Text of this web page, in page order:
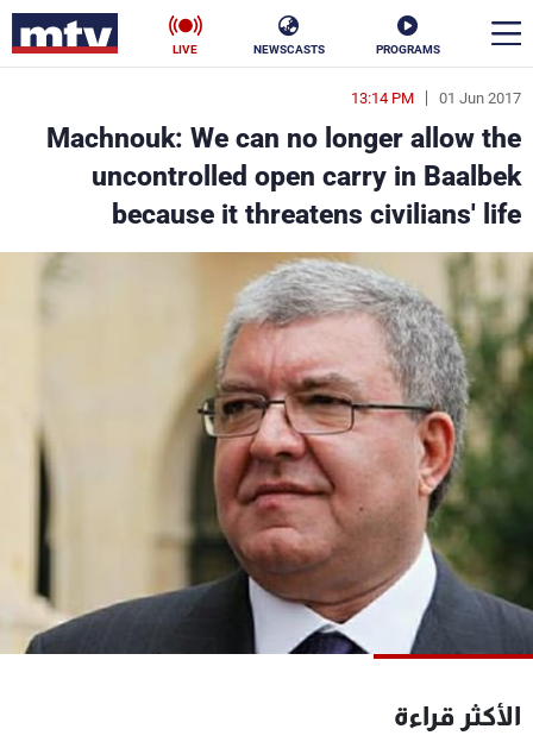
PROGRAMS
NEWSCASTS
LIVE
01 Jun 2017
13:14 PM
Machnouk: We can no longer allow the
uncontrolled open carry in Baalbek
because it threatens civilians' life
الأكثر قراءة
en
الأخبار
سياسة ناس
إقتصاد فن
منوعات رياضة
كأس العالم
البرامج
جدول البرامج
شاهد البرامج
الترددات
لاعلاناتكم